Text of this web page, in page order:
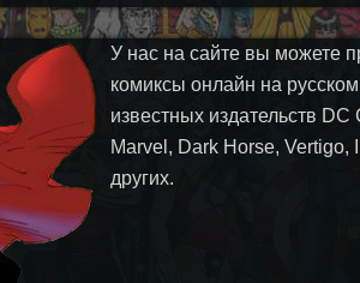
У нас на сайте вы можете
комиксы онлайн на
известных издательств DC
Marvel, Dark Horse, Vertigo,
других.